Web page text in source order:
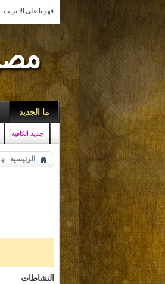
قهوتنا على الانترنت
ما الجديد
جديد الكافيه
الرئيسية
النشاطات